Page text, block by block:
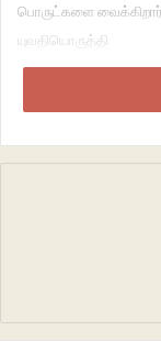
பொருட்களை
யுவதியொருத்தி
சன்னமான குரலில்
மொத்த ரயிலும்
அத்தனை பெட்டிகளும்
புலனத்திலும் மூழ்கத்